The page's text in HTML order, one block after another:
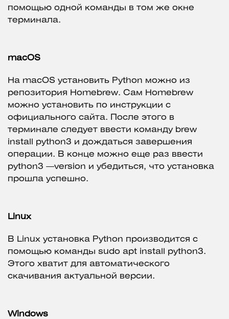
помощью одной команды в том же окне
терминала.
macOS
На macOS установить Python можно из
репозитория Homebrew. Сам Homebrew
можно установить по инструкции с
официального сайта. После этого в
терминале следует ввести команду brew
install python3 и дождаться завершения
операции. В конце можно еще раз ввести
python3 —version и убедиться, что установка
прошла успешно.
Linux
В Linux установка Python производится с
помощью команды sudo apt install python3.
Этого хватит для автоматического
скачивания актуальной версии.
Windows